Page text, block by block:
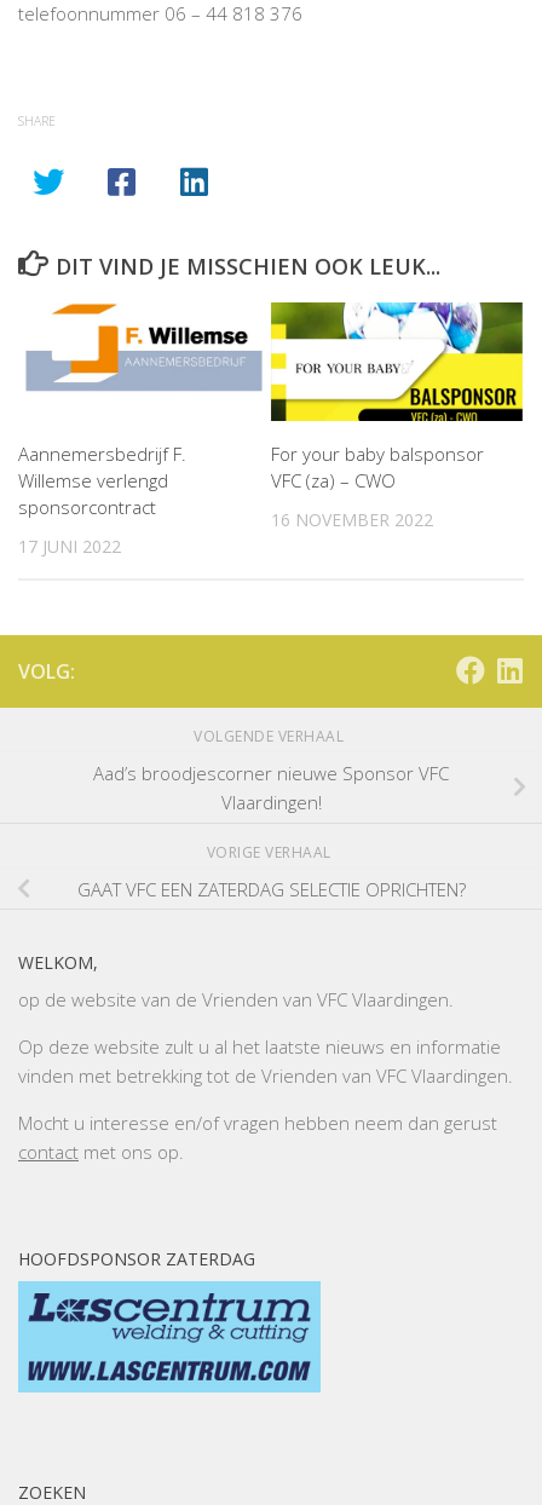
telefoonnummer 06 – 44 818 376
SHARE
DIT VIND JE MISSCHIEN OOK LEUK...
Aannemersbedrijf F.
Willemse verlengd
sponsorcontract
17 JUNI 2022
For your baby balsponsor
VFC (za) – CWO
16 NOVEMBER 2022
VOLG:
VOLGENDE VERHAAL
Aad’s broodjescorner nieuwe Sponsor VFC
Vlaardingen!
VORIGE VERHAAL
GAAT VFC EEN ZATERDAG SELECTIE OPRICHTEN?
WELKOM,
op de website van de Vrienden van VFC Vlaardingen.
Op deze website zult u al het laatste nieuws en informatie
vinden met betrekking tot de Vrienden van VFC Vlaardingen.
Mocht u interesse en/of vragen hebben neem dan gerust
contact met ons op.
HOOFDSPONSOR ZATERDAG
ZOEKEN